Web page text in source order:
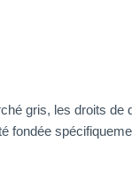
gris, les droits de
fondée